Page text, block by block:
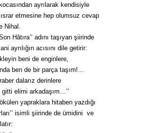
ayrılarak kendisiyle
etmesine hep olumsuz cevap
Nihal.
Hâtıra’’ adını taşıyan şiirinde
ayrılığın acısını dile getirir:
beni de enginlere,
ben de bir parça taşım!...
dalarız derinlere
gitti elimi arkadaşım…’’
yapraklara hitaben yazdığı
isimli şiirinde de ümidini ve